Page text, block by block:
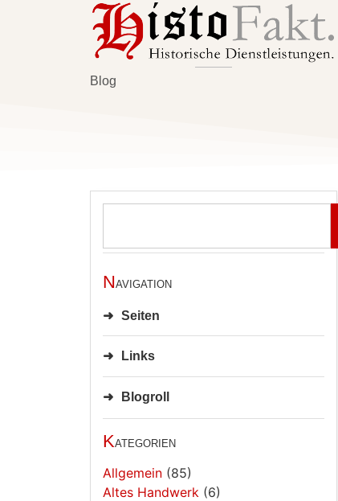
Blog
Navigation
Seiten
Links
Blogroll
Kategorien
Allgemein (85)
Altes Handwerk (6)